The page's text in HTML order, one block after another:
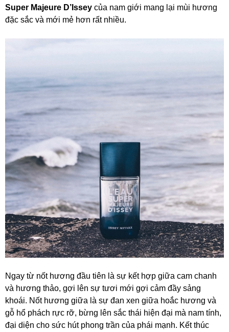
Super Majeure D’Issey của nam giới mang lại mùi hương
đặc sắc và mới mẻ hơn rất nhiều.
Ngay từ nốt hương đầu tiên là sự kết hợp giữa cam chanh
và hương thảo, gợi lên sự tươi mới gợi cảm đầy sảng
khoái. Nốt hương giữa là sự đan xen giữa hoắc hương và
gỗ hổ phách rực rỡ, bừng lên sắc thái hiện đại mà nam tính,
đại diện cho sức hút phong trần của phái mạnh. Kết thúc